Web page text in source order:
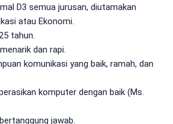
D3 semua jurusan, diutamakan
atau Ekonomi.
tahun.
dan rapi.
komunikasi yang baik, ramah, dan
komputer dengan baik (Ms.
jawab.